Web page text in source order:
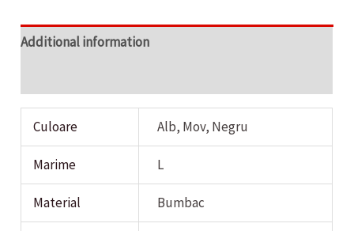
Additional information
Culoare Alb, Mov, Negru
Marime L
Material Bumbac